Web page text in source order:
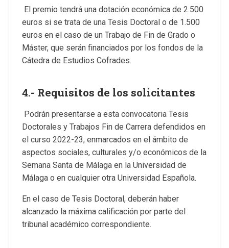
El premio tendrá una dotación económica de 2.500
euros si se trata de una Tesis Doctoral o de 1.500
euros en el caso de un Trabajo de Fin de Grado o
Máster, que serán financiados por los fondos de la
Cátedra de Estudios Cofrades.
4.- Requisitos de los solicitantes
Podrán presentarse a esta convocatoria Tesis
Doctorales y Trabajos Fin de Carrera defendidos en
el curso 2022-23, enmarcados en el ámbito de
aspectos sociales, culturales y/o económicos de la
Semana Santa de Málaga en la Universidad de
Málaga o en cualquier otra Universidad Española.
En el caso de Tesis Doctoral, deberán haber
alcanzado la máxima calificación por parte del
tribunal académico correspondiente.